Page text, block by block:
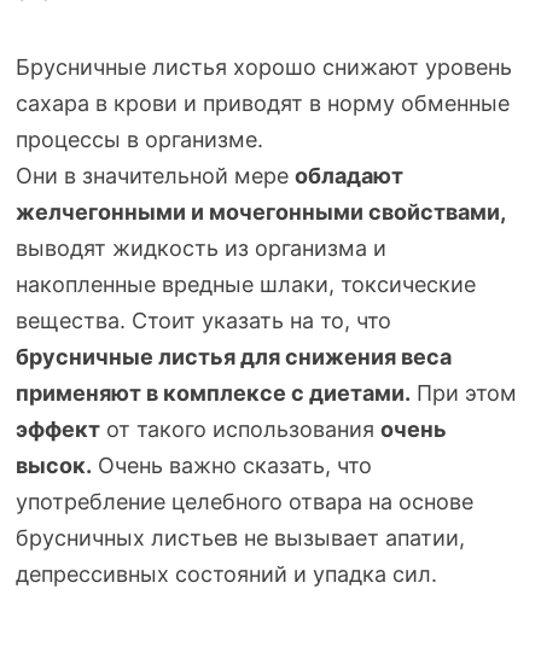
Брусничные листья хорошо снижают уровень
сахара в крови и приводят в норму обменные
процессы в организме.
Они в значительной мере обладают
желчегонными и мочегонными свойствами,
выводят жидкость из организма и
накопленные вредные шлаки, токсические
вещества. Стоит указать на то, что
брусничные листья для снижения веса
применяют в комплексе с диетами. При этом
эффектот такого использования очень
высок. Очень важно сказать, что
употребление целебного отвара на основе
брусничных листьев не вызывает апатии,
депрессивных состояний и упадка сил.